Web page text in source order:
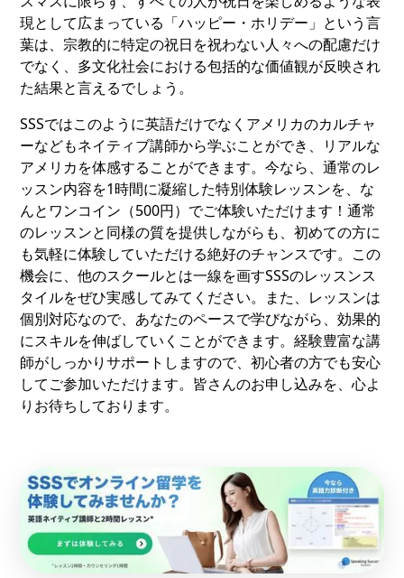
現として広まっている「ハッピー・ホリデー」という言
葉は、宗教的に特定の祝日を祝わない人々への配慮だけ
でなく、多文化社会における包括的な価値観が反映され
た結果と言えるでしょう。
SSSではこのように英語だけでなくアメリカのカルチャ
ーなどもネイティブ講師から学ぶことができ、リアルな
アメリカを体感することができます。今なら、通常のレ
ッスン内容を1時間に凝縮した特別体験レッスンを、な
んとワンコイン（500円）でご体験いただけます！通常
のレッスンと同様の質を提供しながらも、初めての方に
も気軽に体験していただける絶好のチャンスです。この
機会に、他のスクールとは一線を画すSSSのレッスンス
タイルをぜひ実感してみてください。また、レッスンは
個別対応なので、あなたのペースで学びながら、効果的
にスキルを伸ばしていくことができます。経験豊富な講
師がしっかりサポートしますので、初心者の方でも安心
してご参加いただけます。皆さんのお申し込みを、心よ
りお待ちしております。